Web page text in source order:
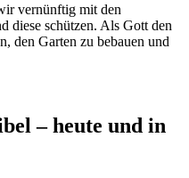
vernünftig mit den
diese schützen. Als Gott den
den Garten zu bebauen und
– heute und in